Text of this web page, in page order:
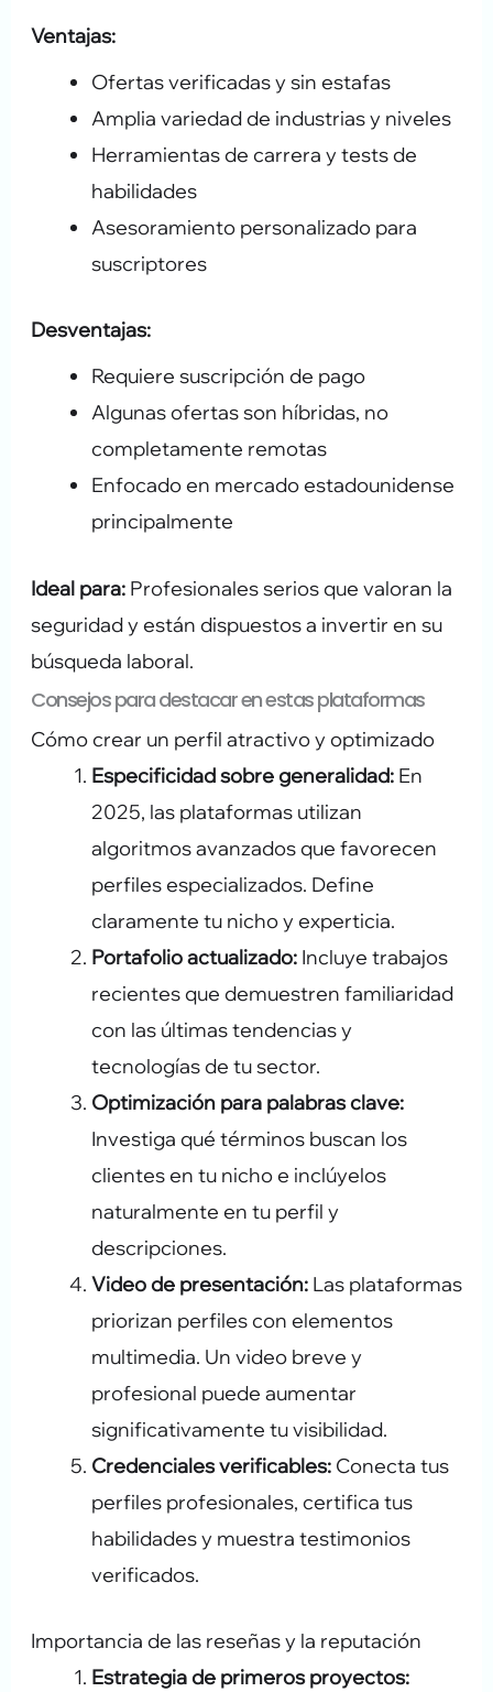
Ventajas:
Ofertas verificadas y sin estafas
Amplia variedad de industrias y niveles
Herramientas de carrera y tests de
habilidades
Asesoramiento personalizado para
suscriptores
Desventajas:
Requiere suscripción de pago
Algunas ofertas son híbridas, no
completamente remotas
Enfocado en mercado estadounidense
principalmente
Ideal para: Profesionales serios que valoran la
seguridad y están dispuestos a invertir en su
búsqueda laboral.
Consejos para destacar en estas plataformas
Cómo crear un perfil atractivo y optimizado
Especificidad sobre generalidad:En
2025, las plataformas utilizan
algoritmos avanzados que favorecen
perfiles especializados. Define
claramente tu nicho y experticia.
Portafolio actualizado:Incluye trabajos
recientes que demuestren familiaridad
con las últimas tendencias y
tecnologías de tu sector.
Optimización para palabras clave:
Investiga qué términos buscan los
clientes en tu nicho e inclúyelos
naturalmente en tu perfil y
descripciones.
Video de presentación:Las plataformas
priorizan perfiles con elementos
multimedia. Un video breve y
profesional puede aumentar
significativamente tu visibilidad.
Credenciales verificables:Conecta tus
perfiles profesionales, certifica tus
habilidades y muestra testimonios
verificados.
Importancia de las reseñas y la reputación
Estrategia de primeros proyectos: